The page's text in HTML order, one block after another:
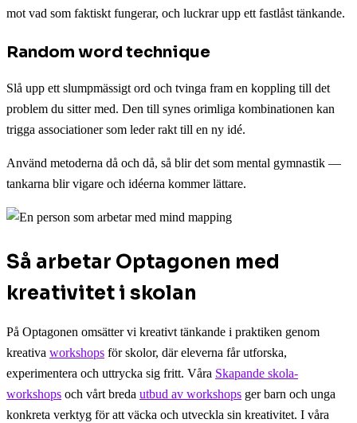
mot vad som faktiskt fungerar, och luckrar upp ett fastlåst tänkande.
Random word technique
Slå upp ett slumpmässigt ord och tvinga fram en koppling till det
problem du sitter med. Den till synes orimliga kombinationen kan
trigga associationer som leder rakt till en ny idé.
Använd metoderna då och då, så blir det som mental gymnastik —
tankarna blir vigare och idéerna kommer lättare.
Så arbetar Optagonen med
kreativitet i skolan
På Optagonen omsätter vi kreativt tänkande i praktiken genom
kreativa workshops för skolor, där eleverna får utforska,
experimentera och uttrycka sig fritt. Våra Skapande skola-
workshops och vårt breda utbud av workshops ger barn och unga
konkreta verktyg för att väcka och utveckla sin kreativitet. I våra